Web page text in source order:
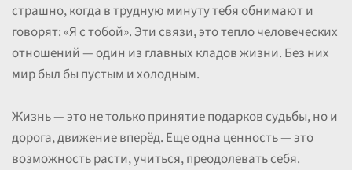
страшно, когда в трудную минуту тебя обнимают и
говорят: «Я с тобой». Эти связи, это тепло человеческих
отношений — один из главных кладов жизни. Без них
мир был бы пустым и холодным.
Жизнь — это не только принятие подарков судьбы, но и
дорога, движение вперёд. Еще одна ценность — это
возможность расти, учиться, преодолевать себя.